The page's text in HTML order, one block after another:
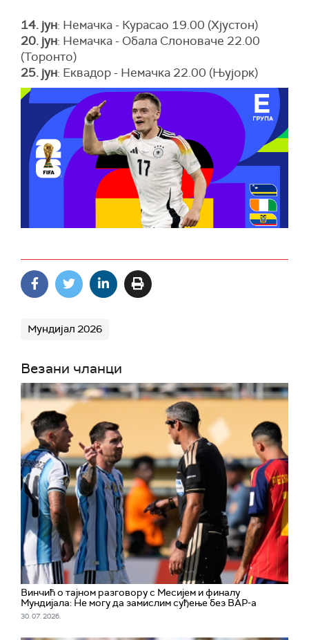
14. јун: Немачка - Курасао 19.00 (Хјустон)
20. јун: Немачка - Обала Слоноваче 22.00
(Торонто)
25. јун: Еквадор - Немачка 22.00 (Њујорк)
Мундијал 2026
Везани чланци
Винчић о тајном разговору с Месијем и финалу
Мундијала: Не могу да замислим суђење без ВАР-а
30. 07. 2026.